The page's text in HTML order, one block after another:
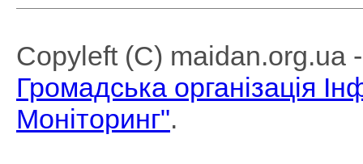
Copyleft (C) maidan.org.ua
Громадська організація
Моніторинг".